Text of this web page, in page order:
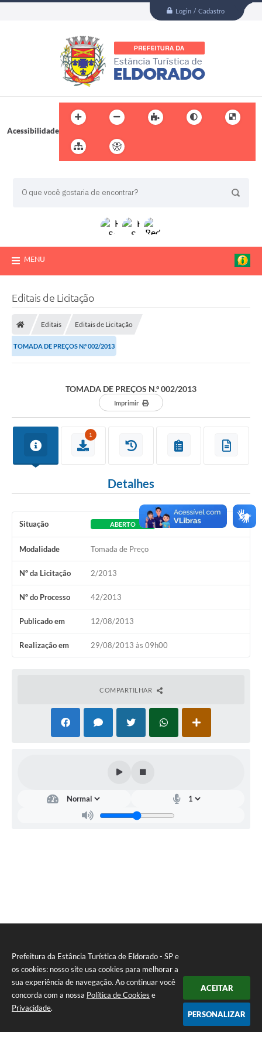
Prefeitura da Estância Turística de Eldorado - SP e
os cookies: nosso site usa cookies para melhorar a
sua experiência de navegação. Ao continuar você
concorda com a nossa Política de Cookies e
Privacidade.
ACEITAR
PERSONALIZAR
Login / Cadastro
Acessibilidade
MENU
Editais de Licitação
Editais Editais de Licitação
TOMADA DE PREÇOS N.º 002/2013
TOMADA DE PREÇOS N.º 002/2013
Imprimir
1
Detalhes
Situação ABERTO
Modalidade Tomada de Preço
Nº da Licitação 2/2013
Nº do Processo 42/2013
Publicado em 12/08/2013
Realização em 29/08/2013 às 09h00
COMPARTILHAR